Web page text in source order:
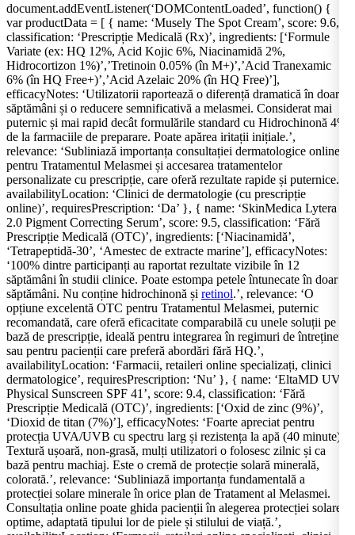
document.addEventListener(‘DOMContentLoaded’, function() {
var productData = [ { name: ‘Musely The Spot Cream’, score: 9.6,
classification: ‘Prescripție Medicală (Rx)’, ingredients: [‘Formule
Variate (ex: HQ 12%, Acid Kojic 6%, Niacinamidă 2%,
Hidrocortizon 1%)’,’Tretinoin 0.05% (în M+)’,’Acid Tranexamic
6% (în HQ Free+)’,’Acid Azelaic 20% (în HQ Free)’],
efficacyNotes: ‘Utilizatorii raportează o diferență dramatică în doar 2
săptămâni și o reducere semnificativă a melasmei. Considerat mai
puternic și mai rapid decât formulările standard cu Hidrochinonă 4%
de la farmaciile de preparare. Poate apărea iritații inițiale.’,
relevance: ‘Subliniază importanța consultației dermatologice online
pentru Tratamentul Melasmei și accesarea tratamentelor
personalizate cu prescripție, care oferă rezultate rapide și puternice.’,
availabilityLocation: ‘Clinici de dermatologie (cu prescripție
online)’, requiresPrescription: ‘Da’ }, { name: ‘SkinMedica Lytera
2.0 Pigment Correcting Serum’, score: 9.5, classification: ‘Fără
Prescripție Medicală (OTC)’, ingredients: [‘Niacinamidă’,
‘Tetrapeptidă-30’, ‘Amestec de extracte marine’], efficacyNotes:
‘100% dintre participanți au raportat rezultate vizibile în 12
săptămâni în studii clinice. Poate estompa petele întunecate în doar 2
săptămâni. Nu conține hidrochinonă și retinol.’, relevance: ‘O
opțiune excelentă OTC pentru Tratamentul Melasmei, puternic
recomandată, care oferă eficacitate comparabilă cu unele soluții pe
bază de prescripție, ideală pentru integrarea în regimuri de întreținere
sau pentru pacienții care preferă abordări fără HQ.’,
availabilityLocation: ‘Farmacii, retaileri online specializați, clinici
dermatologice’, requiresPrescription: ‘Nu’ }, { name: ‘EltaMD UV
Physical Sunscreen SPF 41’, score: 9.4, classification: ‘Fără
Prescripție Medicală (OTC)’, ingredients: [‘Oxid de zinc (9%)’,
‘Dioxid de titan (7%)’], efficacyNotes: ‘Foarte apreciat pentru
protecția UVA/UVB cu spectru larg și rezistența la apă (40 minute).
Textură ușoară, non-grasă, mulți utilizatori o folosesc zilnic și ca
bază pentru machiaj. Este o cremă de protecție solară minerală,
colorată.’, relevance: ‘Subliniază importanța fundamentală a
protecției solare minerale în orice plan de Tratament al Melasmei.
Consultația online poate ghida pacienții în alegerea protecției solare
optime, adaptată tipului lor de piele și stilului de viață.’,